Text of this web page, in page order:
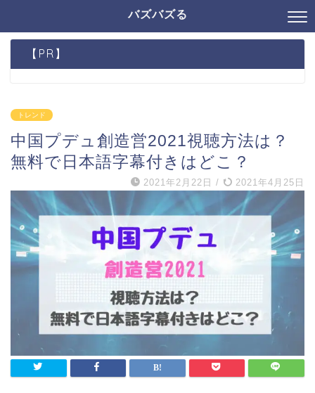
バズバズる
【PR】
トレンド
中国プデュ創造営2021視聴方法は？
無料で日本語字幕付きはどこ？
2021年2月22日 / 2021年4月25日